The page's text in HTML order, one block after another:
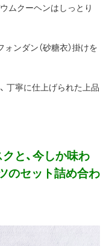
ムクーヘンはしっとり
ンダン（砂糖衣）掛けを
丁寧に仕上げられた上品
と、今しか味わ
のセット詰め合わ